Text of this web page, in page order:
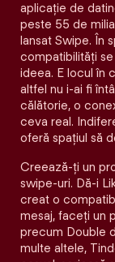
aplicație de
peste 55 de
lansat Swipe. În
compatibilităţi
ideea. E locul în
altfel nu i-ai fi
călătorie, o
ceva real.
oferă spațiul să
Creează-ți un
swipe-uri. Dă-i
creat o
mesaj, faceți un
precum Double
multe altele,